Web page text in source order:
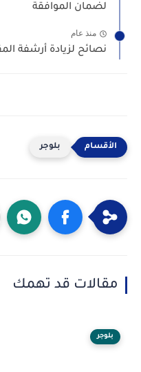
لضمان الموافقة
منذ عام
نصائح لزيادة أرشفة
بلوجر
مقالات قد تهمك
بلوجر